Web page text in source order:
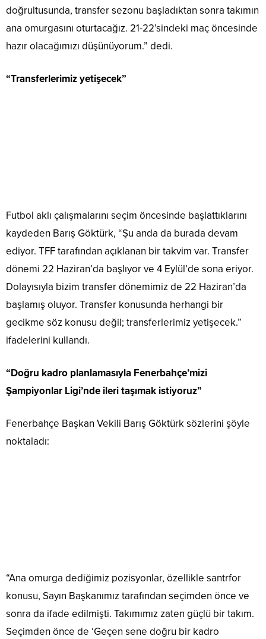
doğrultusunda, transfer sezonu başladıktan sonra takımın
ana omurgasını oturtacağız. 21-22’sindeki maç öncesinde
hazır olacağımızı düşünüyorum.” dedi.
“Transferlerimiz yetişecek”
Futbol aklı çalışmalarını seçim öncesinde başlattıklarını
kaydeden Barış Göktürk, “Şu anda da burada devam
ediyor. TFF tarafından açıklanan bir takvim var. Transfer
dönemi 22 Haziran’da başlıyor ve 4 Eylül’de sona eriyor.
Dolayısıyla bizim transfer dönemimiz de 22 Haziran’da
başlamış oluyor. Transfer konusunda herhangi bir
gecikme söz konusu değil; transferlerimiz yetişecek.”
ifadelerini kullandı.
“Doğru kadro planlamasıyla Fenerbahçe’mizi
Şampiyonlar Ligi’nde ileri taşımak istiyoruz”
Fenerbahçe Başkan Vekili Barış Göktürk sözlerini şöyle
noktaladı:
“Ana omurga dediğimiz pozisyonlar, özellikle santrfor
konusu, Sayın Başkanımız tarafından seçimden önce ve
sonra da ifade edilmişti. Takımımız zaten güçlü bir takım.
Seçimden önce de ‘Geçen sene doğru bir kadro